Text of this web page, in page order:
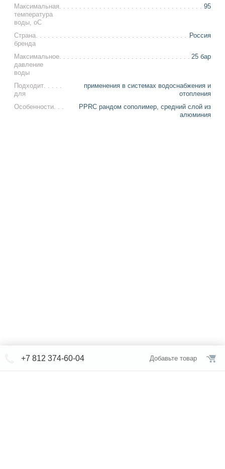
Максимальная
температура
воды, оС
95
Страна
бренда
Россия
Максимальное
давление
воды
25 бар
Подходит
для
применения в системах водоснабжения и
отопления
Особенности
PPRC рандом сополимер, средний слой из
алюминия
+7 812 374-60-04 Добавьте товар